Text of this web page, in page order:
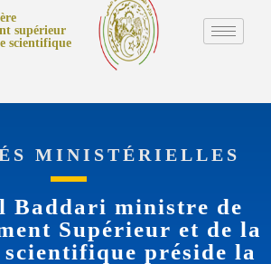
supérieur
scientifique
MINISTÉRIELLES
Baddari ministre de
Supérieur et de la
scientifique préside la